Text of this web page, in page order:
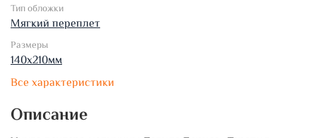
Тип обложки
Мягкий переплет
Размеры
140х210мм
Все характеристики
Описание